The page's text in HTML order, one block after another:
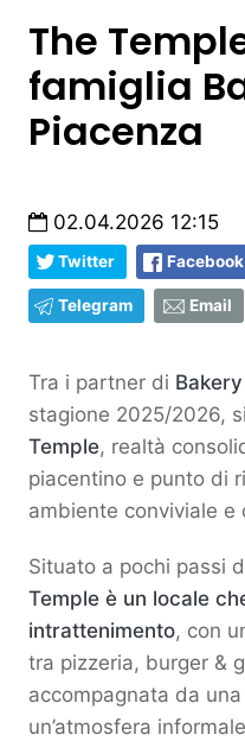
The
famiglia
Piacenza
02.04.2026 12:15
Twitter Facebook
Telegram Email
Tra i partner di
stagione 2025/2026,
Temple, realtà
piacentino e punto di
ambiente conviviale e
Situato a pochi passi
Temple è un locale
intrattenimento, con
tra pizzeria, burger &
accompagnata da
un’atmosfera